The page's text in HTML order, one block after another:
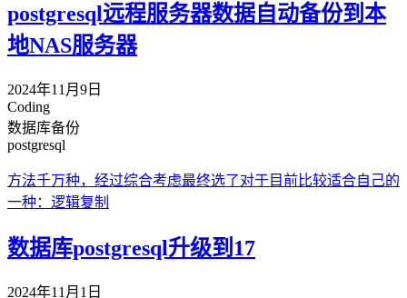
postgresql远程服务器数据自动备份到本
地NAS服务器
2024年11月9日
Coding
数据库备份
postgresql
方法千万种，经过综合考虑最终选了对于目前比较适合自己的
一种：逻辑复制
数据库postgresql升级到17
2024年11月1日